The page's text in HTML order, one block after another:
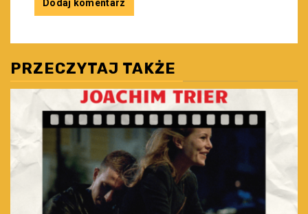
PRZECZYTAJ TAKŻE